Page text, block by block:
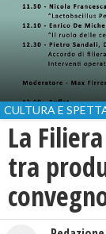
CULTURA E
La
tra